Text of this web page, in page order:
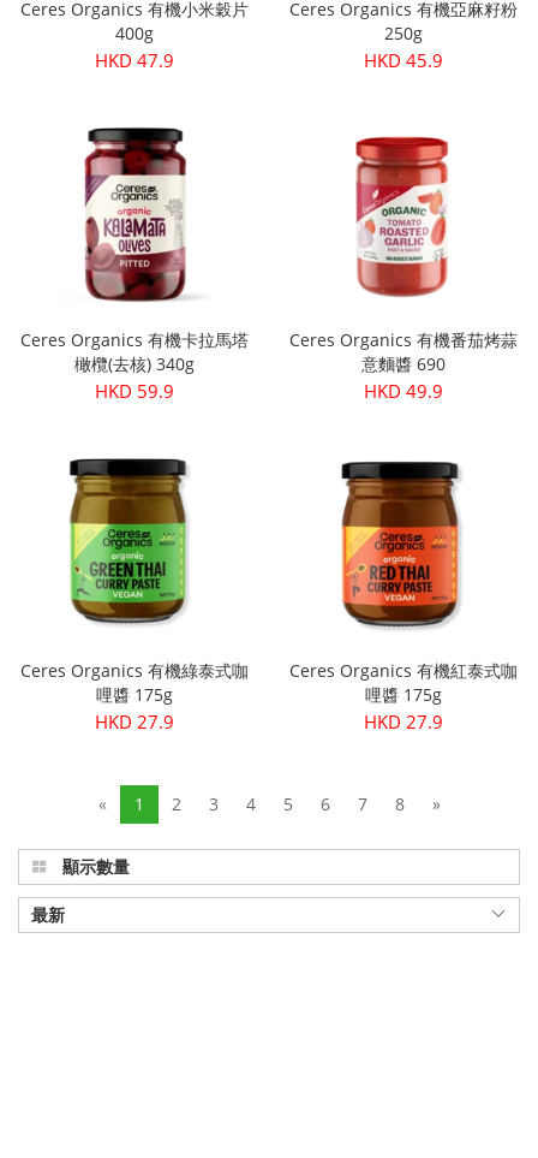
Ceres Organics 有機小米穀片
400g
HKD 47.9
Ceres Organics 有機亞麻籽粉
250g
HKD 45.9
Ceres Organics 有機卡拉馬塔
橄欖(去核) 340g
HKD 59.9
Ceres Organics 有機番茄烤蒜
意麵醬 690
HKD 49.9
Ceres Organics 有機綠泰式咖
哩醬 175g
HKD 27.9
Ceres Organics 有機紅泰式咖
哩醬 175g
HKD 27.9
« 1 2 3 4 5 6 7 8 »
顯示數量
最新